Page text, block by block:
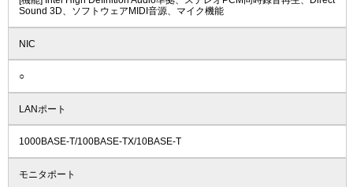
Sound 3D、ソフトウェアMIDI音源、マイク機能
NIC
○
LANポート
1000BASE-T/100BASE-TX/10BASE-T
モニタポート